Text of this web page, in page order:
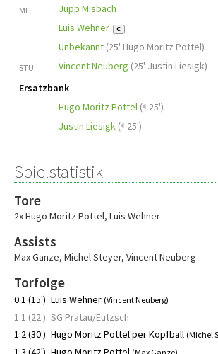
MIT
Jupp Misbach
Luis Wehner
C
Unbekannt (25' Hugo Moritz Pottel)
STU Vincent Neuberg (25' Justin Liesigk)
Ersatzbank
Hugo Moritz Pottel ( 25')
Justin Liesigk ( 25')
Spielstatistik
Tore
2x Hugo Moritz Pottel, Luis Wehner
Assists
Max Ganze, Michel Steyer, Vincent Neuberg
Torfolge
0:1 (15') Luis Wehner (Vincent Neuberg)
1:1 (22') SG Pratau/Eutzsch
1:2 (30') Hugo Moritz Pottel per Kopfball (Michel